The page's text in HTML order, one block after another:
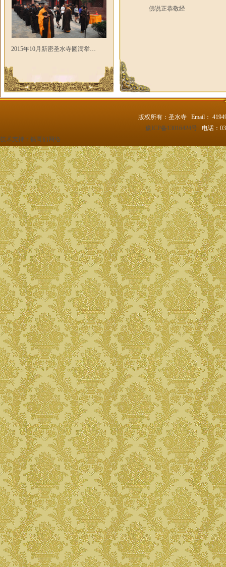
2015年10月新密圣水寺圆满举…
佛说正恭敬经
版权所有：圣水寺 Email：
豫ICP备13016424号 电话：
技术支持： 铁哥们网络